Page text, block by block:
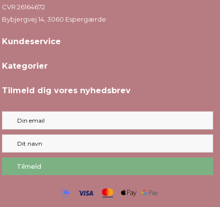
CVR:26164672
Bybjergvej 14, 3060 Espergærde
Kundeservice
Kategorier
Tilmeld dig vores nyhedsbrev